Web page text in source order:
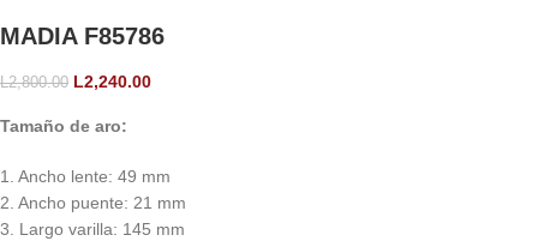
MADIA F85786
L2,800.00 L2,240.00
Tamaño de aro:
1. Ancho lente: 49 mm
2. Ancho puente: 21 mm
3. Largo varilla: 145 mm